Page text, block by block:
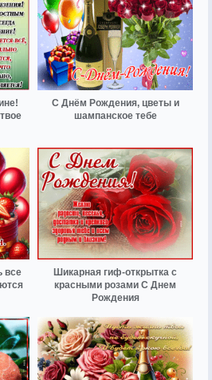
С Днём Рождения, цветы и
шампанское тебе
все
Шикарная гиф-открытка с
красными розами С Днем
Рождения